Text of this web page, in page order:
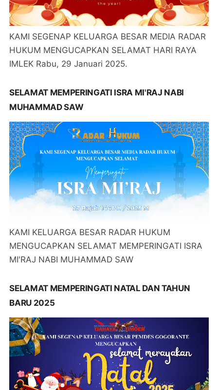
KAMI SEGENAP KELUARGA BESAR MEDIA RADAR
HUKUM MENGUCAPKAN SELAMAT HARI RAYA
IMLEK Rabu, 29 Januari 2025.
SELAMAT MEMPERINGATI ISRA MI'RAJ NABI
MUHAMMAD SAW
KAMI KELUARGA BESAR RADAR HUKUM
MENGUCAPKAN SELAMAT MEMPERINGATI ISRA
MI'RAJ NABI MUHAMMAD SAW
SELAMAT MEMPERINGATI NATAL DAN TAHUN
BARU 2025